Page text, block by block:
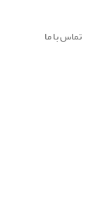
تماس با ما